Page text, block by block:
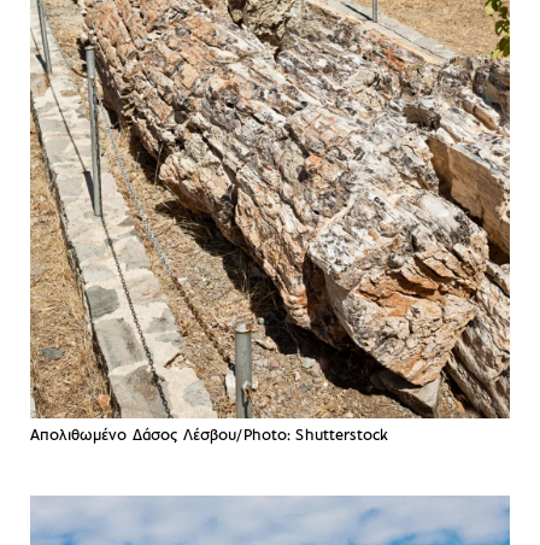
Απολιθωμένο Δάσος Λέσβου/Photo: Shutterstock